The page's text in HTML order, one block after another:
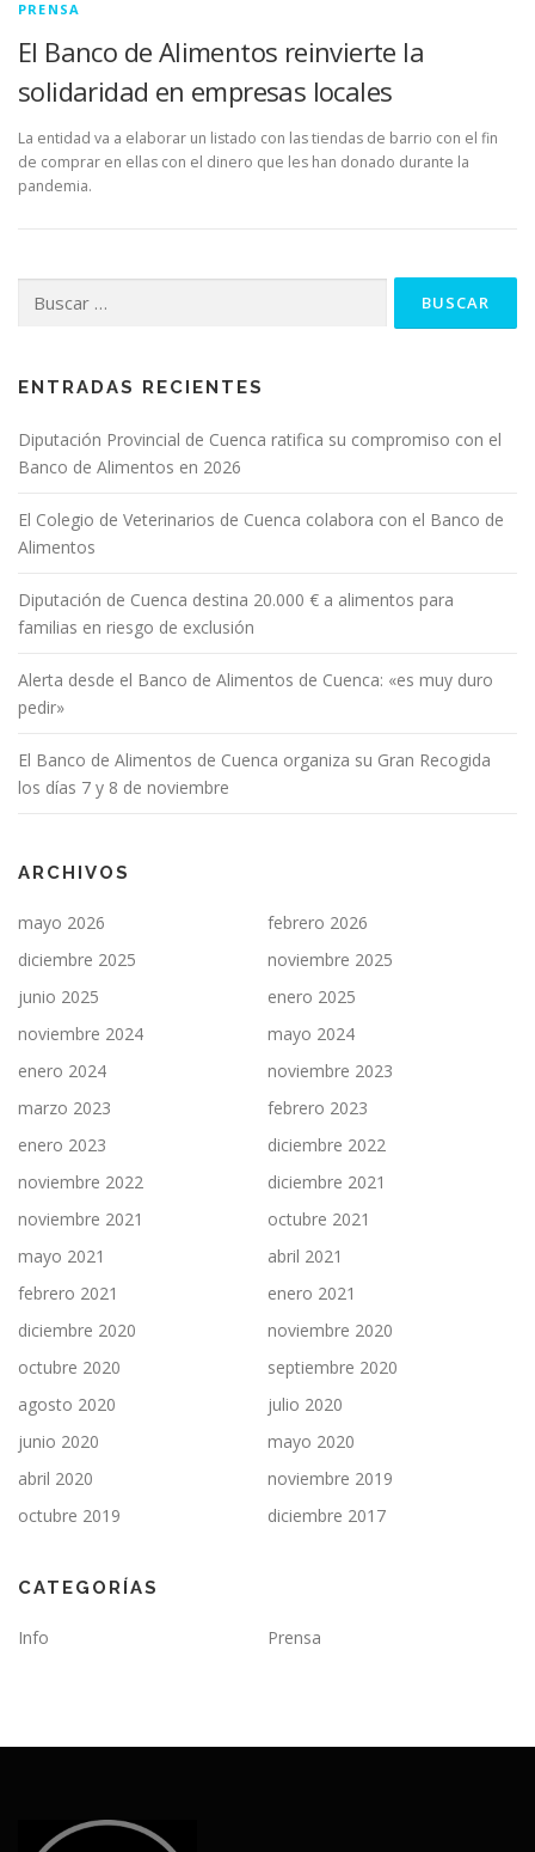
PRENSA
El Banco de Alimentos reinvierte la
solidaridad en empresas locales
La entidad va a elaborar un listado con las tiendas de barrio con el fin
de comprar en ellas con el dinero que les han donado durante la
pandemia.
ENTRADAS RECIENTES
Diputación Provincial de Cuenca ratifica su compromiso con el
Banco de Alimentos en 2026
El Colegio de Veterinarios de Cuenca colabora con el Banco de
Alimentos
Diputación de Cuenca destina 20.000 € a alimentos para
familias en riesgo de exclusión
Alerta desde el Banco de Alimentos de Cuenca: «es muy duro
pedir»
El Banco de Alimentos de Cuenca organiza su Gran Recogida
los días 7 y 8 de noviembre
ARCHIVOS
mayo 2026
febrero 2026
diciembre 2025
noviembre 2025
junio 2025
enero 2025
noviembre 2024
mayo 2024
enero 2024
noviembre 2023
marzo 2023
febrero 2023
enero 2023
diciembre 2022
noviembre 2022
diciembre 2021
noviembre 2021
octubre 2021
mayo 2021
abril 2021
febrero 2021
enero 2021
diciembre 2020
noviembre 2020
octubre 2020
septiembre 2020
agosto 2020
julio 2020
junio 2020
mayo 2020
abril 2020
noviembre 2019
octubre 2019
diciembre 2017
CATEGORÍAS
Info Prensa